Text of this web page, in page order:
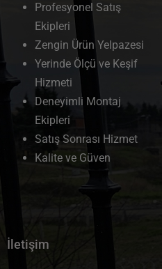
Profesyonel Satış
Ekipleri
Zengin Ürün Yelpazesi
Yerinde Ölçü ve Keşif
Hizmeti
Deneyimli Montaj
Ekipleri
Satış Sonrası Hizmet
Kalite ve Güven
İletişim